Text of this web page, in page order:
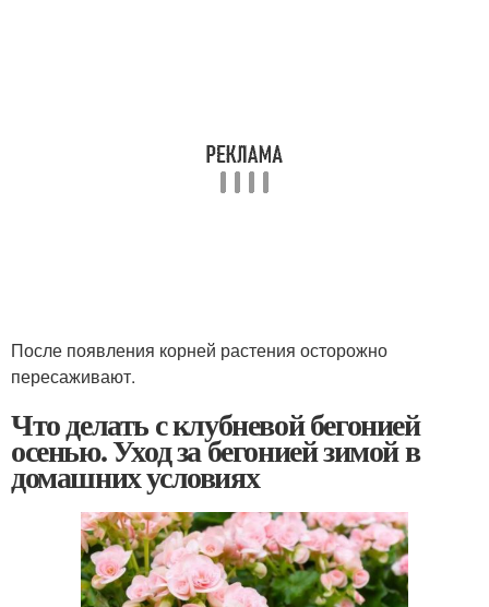
После появления корней растения осторожно
пересаживают.
Что делать с клубневой бегонией
осенью. Уход за бегонией зимой в
домашних условиях